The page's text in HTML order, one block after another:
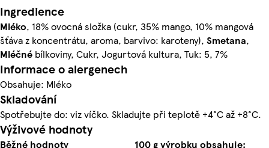
Ingredience
Mléko, 18% ovocná složka (cukr, 35% mango, 10% mangová
šťáva z koncentrátu, aroma, barvivo: karoteny), Smetana,
Mléčné bílkoviny, Cukr, Jogurtová kultura, Tuk: 5, 7%
Informace o alergenech
Obsahuje: Mléko
Skladování
Spotřebujte do: viz víčko. Skladujte při teplotě +4°C až +8°C.
Výživové hodnoty
Běžné hodnoty
100 g výrobku obsahuje: